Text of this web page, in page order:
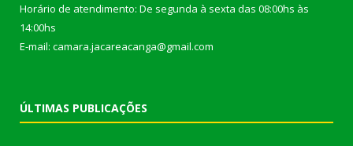
Horário de atendimento: De segunda à sexta das 08:00hs às
14:00hs
E-mail: camara.jacareacanga@gmail.com
ÚLTIMAS PUBLICAÇÕES